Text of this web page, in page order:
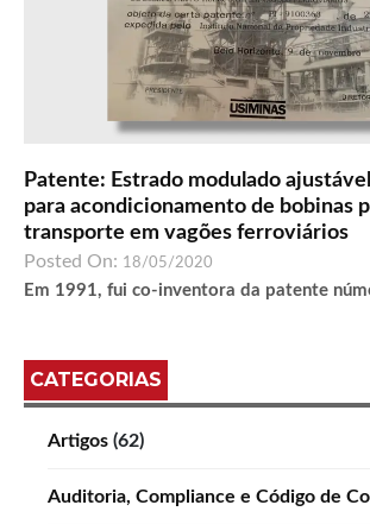
Patente: Estrado modulado
para acondicionamento de bobinas
transporte em vagões ferroviários
Posted On: 18/05/2020
Em 1991, fui co-inventora da patente
CATEGORIAS
Artigos (62)
Auditoria, Compliance e Código de